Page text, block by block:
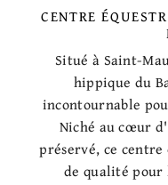
CENTRE
Situé à Saint-
hippique du
incontournable
Niché au cœur
préservé, ce
de qualité pour